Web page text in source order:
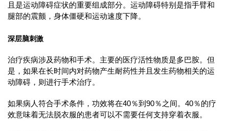
且是运动障碍症状的重要组成部分。运动障碍特别是指手臂和
腿部的震颤，身体僵硬和运动速度下降。
深层脑刺激
治疗疾病涉及药物和手术。主要的医疗活性物质是多巴胺。但
是，如果在长时间内对药物产生耐药性并且发生药物相关的运
动障碍，则进行手术治疗。
如果病人符合手术条件，功效将在40％到90％之间。40％的疗
效意味着无法脱衣服的患者可以不需要任何支持穿着衣服。